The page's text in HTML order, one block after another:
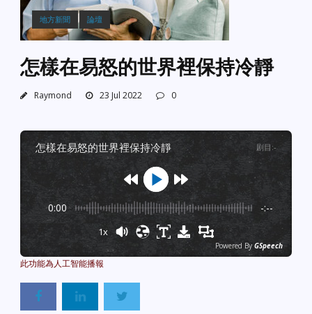
地方新聞 論壇
怎樣在易怒的世界裡保持冷靜
Raymond 23 Jul 2022 0
怎樣在易怒的世界裡保持冷靜 剧目 :-
0:00 -:--
1x
Powered By GSpeech